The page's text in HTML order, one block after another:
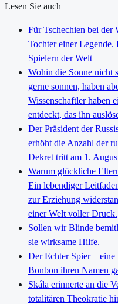
Lesen Sie auch
Für Tschechien bei der
Tochter einer Legende.
Spielern der Welt
Wohin die Sonne nicht
gerne sonnen, haben
Wissenschaftler haben
entdeckt, das ihn
Der Präsident der
erhöht die Anzahl der
Dekret tritt am 1.
Warum glückliche
Ein lebendiger
zur Erziehung
einer Welt voller Druck.
Sollen wir Blinde
sie wirksame Hilfe.
Der Echter Spier –
Bonbon ihren Namen
Skála erinnerte an die
totalitären Theokratie